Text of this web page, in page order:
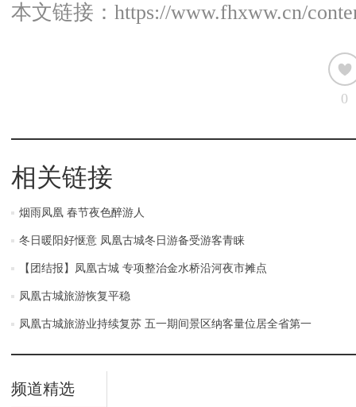
本文链接： https://www.fhxww.cn/
0
相关链接
烟雨凤凰 春节夜色醉游人
冬日暖阳好惬意 凤凰古城冬日游备受游客青睐
【团结报】凤凰古城 专项整治金水桥沿河夜市摊点
凤凰古城旅游恢复平稳
凤凰古城旅游业持续复苏 五一期间景区纳客量位居全省第一
频道精选